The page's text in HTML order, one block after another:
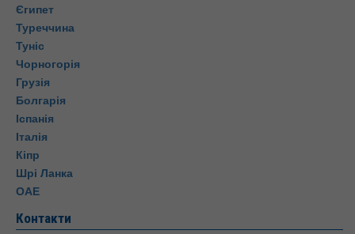
Єгипет
Туреччина
Туніс
Чорногорія
Грузія
Болгарія
Іспанія
Італія
Кіпр
Шрі Ланка
ОАЕ
Контакти